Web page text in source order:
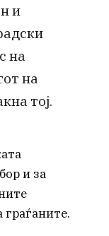
и
на
на
тој.
и за